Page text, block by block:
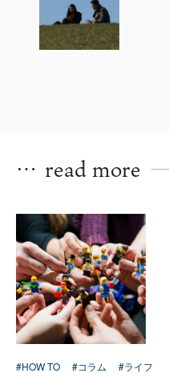
… read more
#HOW TO #コラム #ライフ